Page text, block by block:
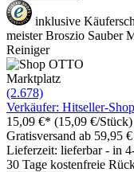
inklusive
meister Broszio Sauber
Reiniger
Marktplatz
(2.678)
Verkäufer: Hitseller-Shop
15,09 €* (15,09 €/Stück)
Gratisversand ab 59,95 €
Lieferzeit: lieferbar - in
30 Tage kostenfreie